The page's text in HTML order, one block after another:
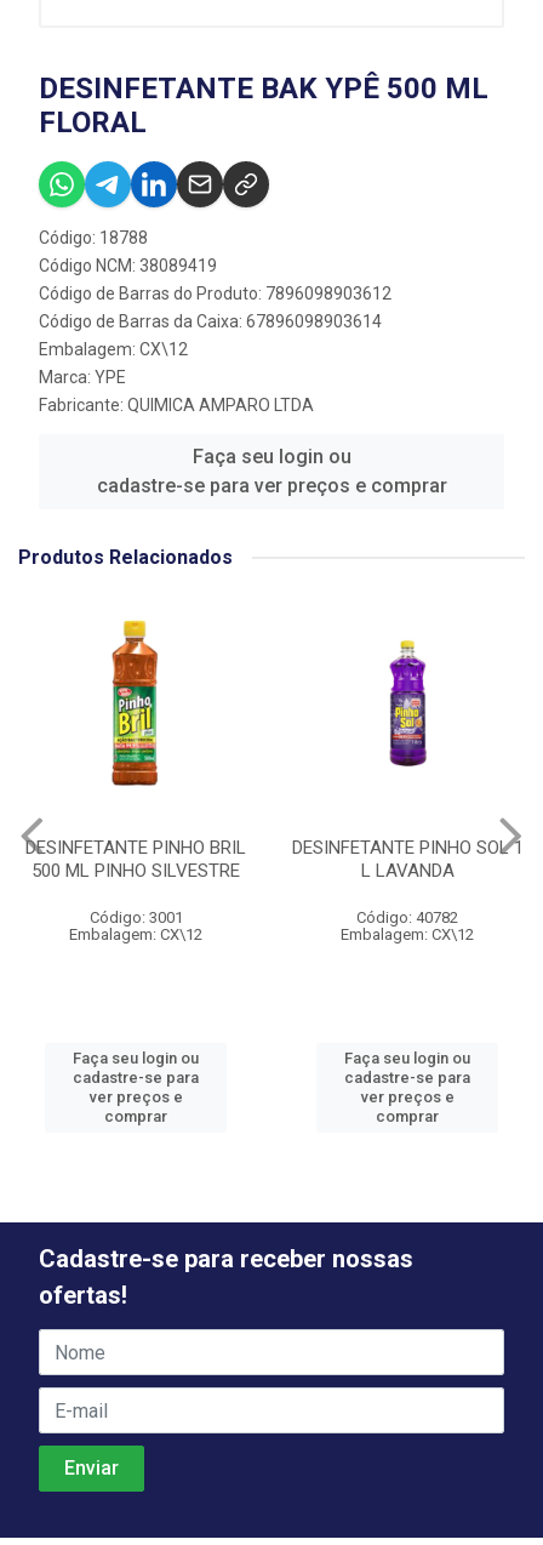
DESINFETANTE BAK YPÊ 500 ML
FLORAL
Código: 18788
Código NCM: 38089419
Código de Barras do Produto: 7896098903612
Código de Barras da Caixa: 67896098903614
Embalagem: CX\12
Marca: YPE
Fabricante: QUIMICA AMPARO LTDA
Faça seu login ou
cadastre-se para ver preços e comprar
Produtos Relacionados
DESINFETANTE PINHO BRIL
500 ML PINHO SILVESTRE
Código: 3001
Embalagem: CX\12
Faça seu login ou
cadastre-se para
ver preços e
comprar
DESINFETANTE PINHO SOL 1
L LAVANDA
Código: 40782
Embalagem: CX\12
Faça seu login ou
cadastre-se para
ver preços e
comprar
Cadastre-se para receber nossas
ofertas!